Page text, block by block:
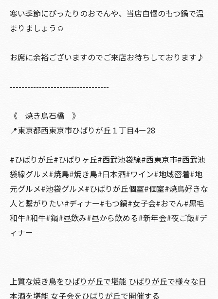
寒い季節にぴったりのおでんや、当店自慢のもつ鍋で温
まりましょう☺️
お席に余裕ございますのでご来店お待ちしております♪
----------------------------------
《 焼き鳥石橋 》
📍東京都西東京市ひばりが丘１丁目4ー28
#ひばりが丘#ひばりヶ丘#西武池袋線#西東京市#西武池
袋線グルメ#焼鳥#焼き鳥#日本酒#ワイン#地域密着#地
元グルメ#池袋グルメ#ひばりが丘個室#個室#焼鳥好きな
人と繋がりたい#ディナー#もつ鍋#女子会#おでん#黒毛
和牛#和牛#鍋#昼飲み#昼から飲める#新年会#夜ご飯#デ
ィナー
上質な焼き鳥をひばりが丘で堪能 ひばりが丘で様々な日
本酒を堪能女子会をひばりが丘で開催する